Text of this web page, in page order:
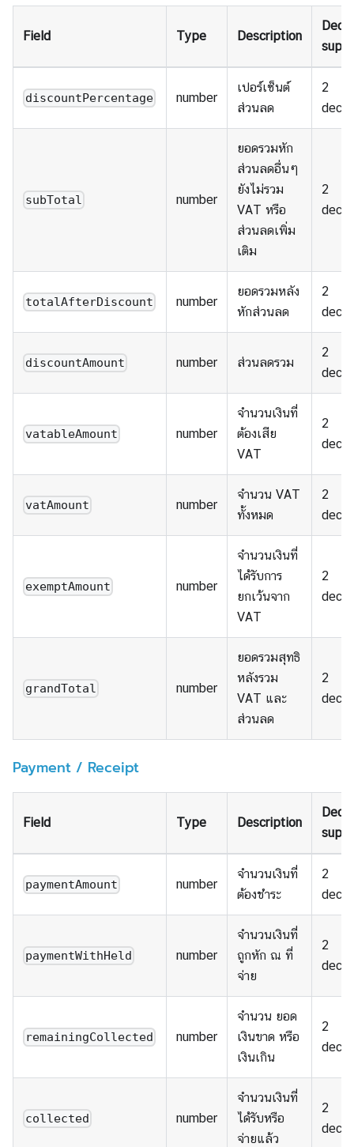
Field Type Description
discountPercentage number
เปอร์เซ็นต์
ส่วนลด
2
subTotal number
ยอดรวมหัก
ส่วนลดอื่นๆ
ยังไม่รวม
VAT หรือ
ส่วนลดเพิ่ม
เติม
2
totalAfterDiscount number
ยอดรวมหลัง
หักส่วนลด
2
discountAmount number ส่วนลดรวม
2
vatableAmount number
จำนวนเงินที่
ต้องเสีย
VAT
2
vatAmount number
จำนวน VAT
ทั้งหมด
2
exemptAmount number
จำนวนเงินที่
ได้รับการ
ยกเว้นจาก
VAT
2
grandTotal number
ยอดรวมสุทธิ
หลังรวม
VAT และ
ส่วนลด
2
Payment / Receipt
Field Type Description
paymentAmount number
จำนวนเงินที่
ต้องชำระ
2
paymentWithHeld number
จำนวนเงินที่
ถูกหัก ณ ที่
จ่าย
2
remainingCollected number
จำนวน ยอด
เงินขาด หรือ
เงินเกิน
2
collected number
จำนวนเงินที่
ได้รับหรือ
จ่ายแล้ว
2